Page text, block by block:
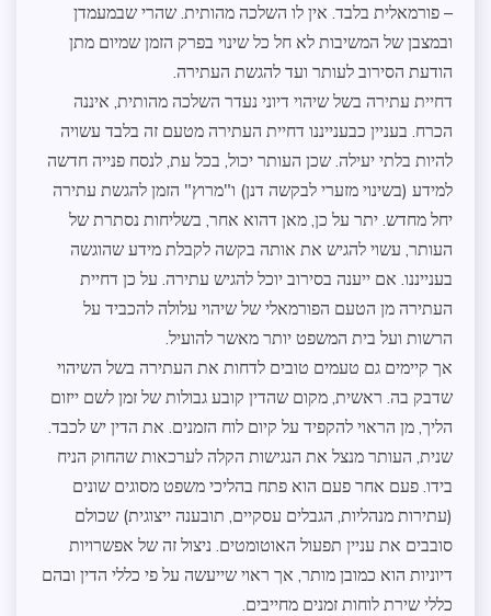
– פורמאלית בלבד. אין לו השלכה מהותית. שהרי שבמעמדן
ובמצבן של המשיבות לא חל כל שינוי בפרק הזמן שמיום מתן
הודעת הסירוב לעותר ועד להגשת העתירה.
דחיית עתירה בשל שיהוי דיוני נעדר השלכה מהותית, איננה
הכרח. בעניין כבענייננו דחיית העתירה מטעם זה בלבד עשויה
להיות בלתי יעילה. שכן העותר יכול, בכל עת, לנסח פנייה חדשה
למידע (בשינוי מזערי לבקשה דנן) ו"מרוץ" הזמן להגשת עתירה
יחל מחדש. יתר על כן, מאן דהוא אחר, בשליחות נסתרת של
העותר, עשוי להגיש את אותה בקשה לקבלת מידע שהוגשה
בענייננו. אם ייענה בסירוב יוכל להגיש עתירה. על כן דחיית
העתירה מן הטעם הפורמאלי של שיהוי עלולה להכביד על
הרשות ועל בית המשפט יותר מאשר להועיל.
אך קיימים גם טעמים טובים לדחות את העתירה בשל השיהוי
שדבק בה. ראשית, מקום שהדין קובע גבולות של זמן לשם ייזום
הליך, מן הראוי להקפיד על קיום לוח הזמנים. את הדין יש לכבד.
שנית, העותר מנצל את הנגישות הקלה לערכאות שהחוק הניח
בידו. פעם אחר פעם הוא פתח בהליכי משפט מסוגים שונים
(עתירות מנהליות, הגבלים עסקיים, תובענה ייצוגית) שכולם
סובבים את עניין תפעול האוטומטים. ניצול זה של אפשרויות
דיוניות הוא כמובן מותר, אך ראוי שייעשה על פי כללי הדין ובהם
כללי שירת לוחות זמנים מחייבים.